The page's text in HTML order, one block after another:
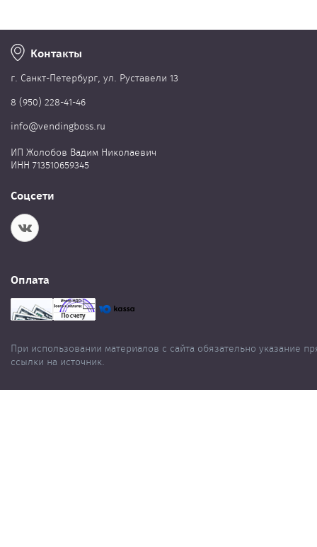
Контакты
г. Cанкт-Петербург, ул. Руставели 13
8 (950) 228-41-46
info@vendingboss.ru
ИП Жолобов Вадим Николаевич
ИНН 713510659345
Соцсети
Оплата
При использовании материалов с сайта обязательно указание
ссылки на источник.